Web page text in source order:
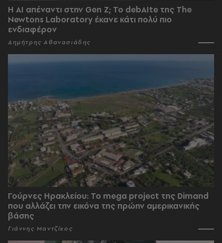
Η AI απέναντι στην Gen Z; Το debAIte της The
Newtons Laboratory έκανε κάτι πολύ πιο
ενδιαφέρον
Δημήτρης Αθανασιάδης
Γούρνες Ηρακλείου: To mega project της Dimand
που αλλάζει την εικόνα της πρώην αμερικανικής
βάσης
Γιάννης Μαντζίκος